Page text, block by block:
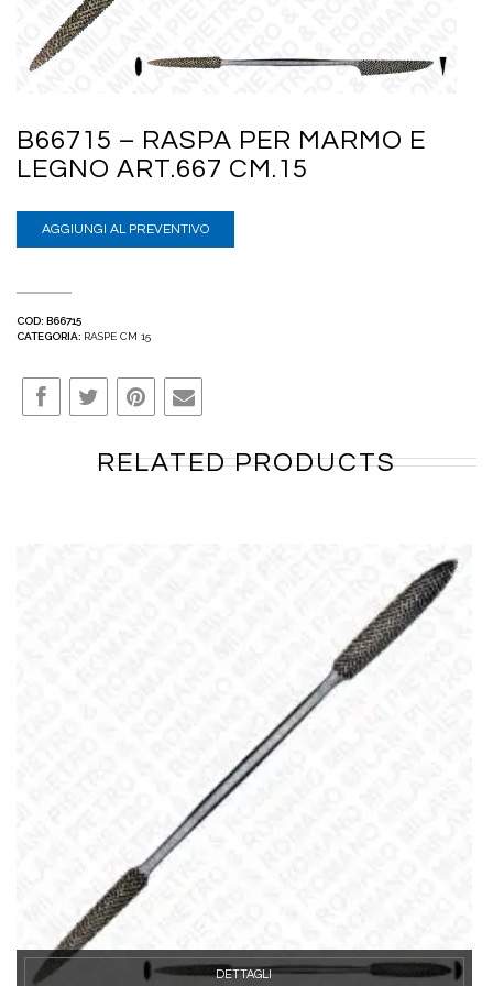
B66715 – RASPA PER MARMO E
LEGNO ART.667 CM.15
AGGIUNGI AL PREVENTIVO
COD: B66715
CATEGORIA: RASPE CM 15
RELATED PRODUCTS
DETTAGLI